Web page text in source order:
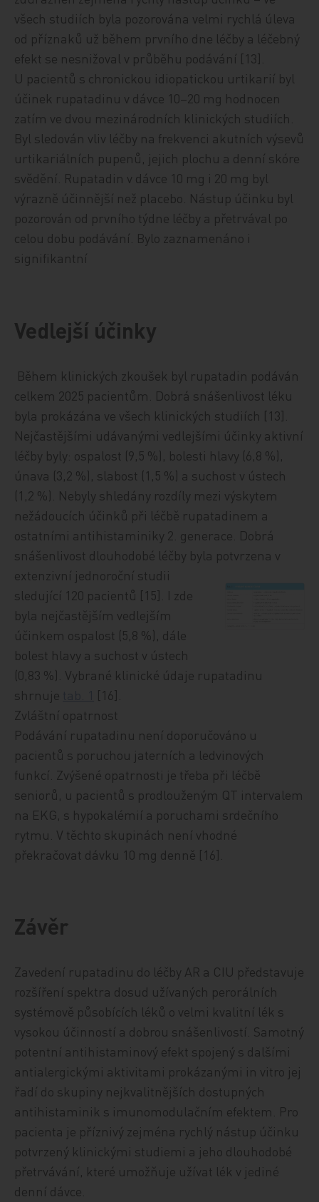
všech studiích byla pozorována velmi rychlá úleva
od příznaků už během prvního dne léčby a léčebný
efekt se nesnižoval v průběhu podávání [13].
U pacientů s chronickou idiopatickou urtikarií byl
účinek rupatadinu v dávce 10–20 mg hodnocen
zatím ve dvou mezinárodních klinických studiích.
Byl sledován vliv léčby na frekvenci akutních výsevů
urtikariálních pupenů, jejich plochu a denní skóre
svědění. Rupatadin v dávce 10 mg i 20 mg byl
výrazně účinnější než placebo. Nástup účinku byl
pozorován od prvního týdne léčby a přetrvával po
celou dobu podávání. Bylo zaznamenáno i
signifikantní
Vedlejší účinky
Během klinických zkoušek byl rupatadin podáván
celkem 2025 pacientům. Dobrá snášenlivost léku
byla prokázána ve všech klinických studiích [13].
Nejčastějšími udávanými vedlejšími účinky aktivní
léčby byly: ospalost (9,5 %), bolesti hlavy (6,8 %),
únava (3,2 %), slabost (1,5 %) a suchost v ústech
(1,2 %). Nebyly shledány rozdíly mezi výskytem
nežádoucích účinků při léčbě rupatadinem a
ostatními antihistaminiky 2. generace. Dobrá
snášenlivost dlouhodobé léčby byla potvrzena v
extenzivní jednoroční studii
sledující 120 pacientů [15]. I zde
byla nejčastějším vedlejším
účinkem ospalost (5,8 %), dále
bolest hlavy a suchost v ústech
(0,83 %). Vybrané klinické údaje rupatadinu
shrnuje
[16].
Zvláštní opatrnost
Podávání rupatadinu není doporučováno u
pacientů s poruchou jaterních a ledvinových
funkcí. Zvýšené opatrnosti je třeba při léčbě
seniorů, u pacientů s prodlouženým QT intervalem
na EKG, s hypokalémií a poruchami srdečního
rytmu. V těchto skupinách není vhodné
překračovat dávku 10 mg denně [16].
Závěr
Zavedení rupatadinu do léčby AR a CIU představuje
rozšíření spektra dosud užívaných perorálních
systémově působících léků o velmi kvalitní lék s
vysokou účinností a dobrou snášenlivostí. Samotný
potentní antihistaminový efekt spojený s dalšími
antialergickými aktivitami prokázanými in vitro jej
řadí do skupiny nejkvalitnějších dostupných
antihistaminik s imunomodulačním efektem. Pro
pacienta je příznivý zejména rychlý nástup účinku
potvrzený klinickými studiemi a jeho dlouhodobé
přetrvávání, které umožňuje užívat lék v jediné
denní dávce.